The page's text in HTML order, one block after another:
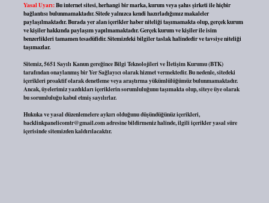
Yasal Uyarı:Bu internet sitesi, herhangi bir marka, kurum veya şahıs şirketi ile hiçbir
bağlantısı bulunmamaktadır. Sitede yalnızca kendi hazırladığımız makaleler
paylaşılmaktadır. Burada yer alan içerikler haber niteliği taşımamakta olup, gerçek kurum
ve kişiler hakkında paylaşım yapılmamaktadır. Gerçek kurum ve kişiler ile isim
benzerlikleri tamamen tesadüfidir. Sitemizdeki bilgiler taslak halindedir ve tavsiye niteliği
taşımazlar.
Sitemiz, 5651 Sayılı Kanun gereğince Bilgi Teknolojileri ve İletişim Kurumu (BTK)
tarafından onaylanmış bir Yer Sağlayıcı olarak hizmet vermektedir. Bu nedenle, sitedeki
içerikleri proaktif olarak denetleme veya araştırma yükümlülüğümüz bulunmamaktadır.
Ancak, üyelerimiz yazdıkları içeriklerin sorumluluğunu taşımakta olup, siteye üye olarak
bu sorumluluğu kabul etmiş sayılırlar.
Hukuka ve yasal düzenlemelere aykırı olduğunu düşündüğünüz içerikleri,
backlinkpanelicomtr@gmail.comadresine bildirmeniz halinde, ilgili içerikler yasal süre
içerisinde sitemizden kaldırılacaktır.